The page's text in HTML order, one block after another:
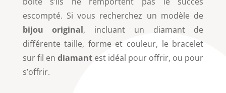
escompté. Si vous recherchez un modèle de
bijou original, incluant un diamant de
différente taille, forme et couleur, le bracelet
sur fil en diamantest idéal pour offrir, ou pour
s’offrir.